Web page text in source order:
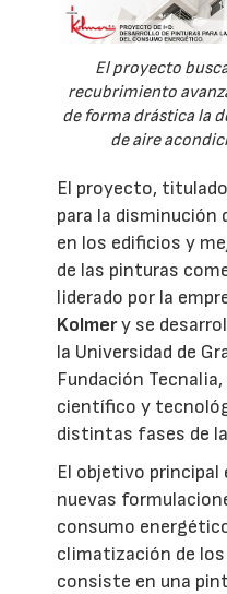
El proyecto
recubrimiento
de forma drástica la
de aire
El proyecto,
para la disminución
en los edificios y
de las pinturas
liderado por la
Kolmery se
la Universidad de
Fundación
científico y
distintas fases de
El objetivo principal
nuevas
consumo
climatización de
consiste en una